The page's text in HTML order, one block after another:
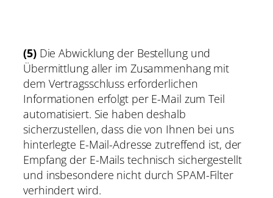
(5)Die Abwicklung der Bestellung und
Übermittlung aller im Zusammenhang mit
dem Vertragsschluss erforderlichen
Informationen erfolgt per E-Mail zum Teil
automatisiert. Sie haben deshalb
sicherzustellen, dass die von Ihnen bei uns
hinterlegte E-Mail-Adresse zutreffend ist, der
Empfang der E-Mails technisch sichergestellt
und insbesondere nicht durch SPAM-Filter
verhindert wird.